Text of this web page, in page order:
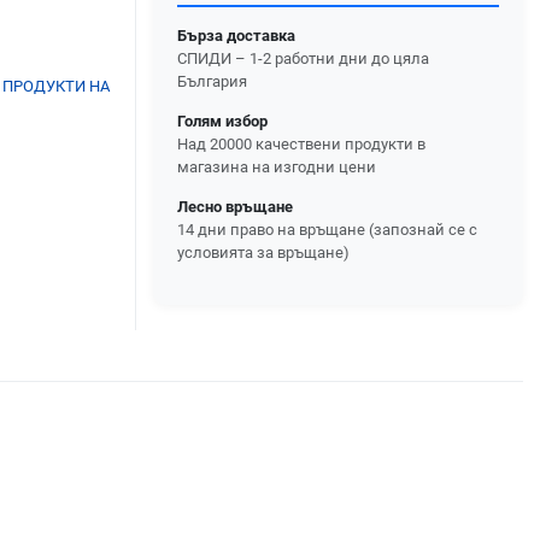
НА
Бърза доставка
СПИДИ – 1-2 работни дни до цяла
България
Голям избор
Над 20000 качествени продукти в
магазина на изгодни цени
Лесно връщане
14 дни право на връщане (запознай се с
условията за връщане)